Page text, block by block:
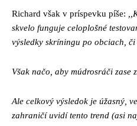
Richard však v príspevku píše:
skvelo funguje celoplošné
výsledky skríningu po obciach, či
Však načo, aby múdrosráči zase
Ale celkový výsledok je úžasný,
zahraničí uvidí tento trend (asi